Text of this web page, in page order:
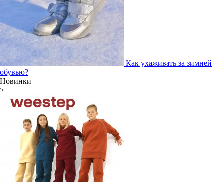
Как ухаживать за зимней
обувью?
Новинки
>